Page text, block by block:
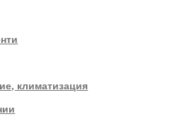
климатизация